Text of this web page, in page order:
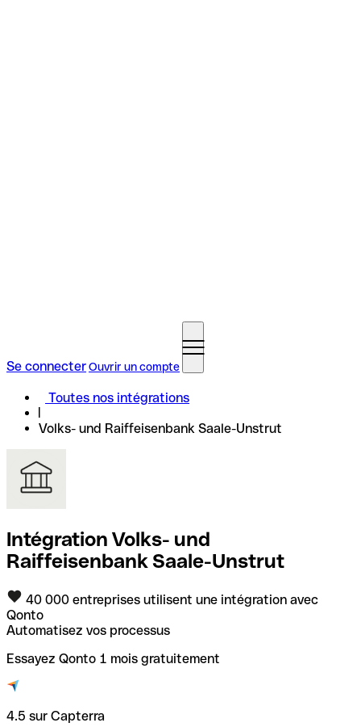
Se connecterOuvrir un compte
Toutes nos intégrations
Volks- und Raiffeisenbank Saale-Unstrut
Intégration Volks- und
Raiffeisenbank Saale-Unstrut
40 000 entreprises utilisent une intégration avec
Qonto
Automatisez vos processus
Essayez Qonto 1 mois gratuitement
4.5 sur Capterra